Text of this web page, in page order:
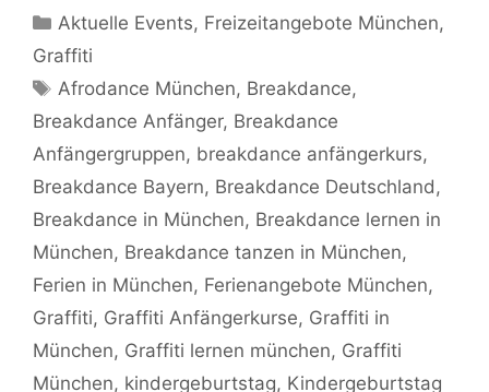
Kategorien
Aktuelle Events, Freizeitangebote München,
Graffiti
Schlagwörter
Afrodance München, Breakdance,
Breakdance Anfänger, Breakdance
Anfängergruppen, breakdance anfängerkurs,
Breakdance Bayern, Breakdance Deutschland ,
Breakdance in München, Breakdance lernen in
München, Breakdance tanzen in München,
Ferien in München, Ferienangebote München,
Graffiti, Graffiti Anfängerkurse, Graffiti in
München, Graffiti lernen münchen, Graffiti
München, kindergeburtstag, Kindergeburtstag